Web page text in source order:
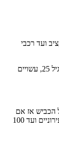
ועד רכבי
תהליך ההשכרה מתחיל בהצגת רישיון נהיגה בתוקף וכרטיס אשראי. רישיונות ישראליים מקובלים באופן נרחב, אך אישור נהיגה בינלאומי (IDP) יכול להועיל אף יותר. נהגים צעירים יותר, במיוחד אלה מתחת לגיל 25, עשויים
הכביש אז אם
במסגרת חופשה, תוכלו להיזכר בקלות.. זה דורש קצת התאמה אבל בדרך כלל קל להסתגל לזה. מגבלות המהירות בפאפוס וברחבי קפריסין נקבעות בדרך כלל על 50 קמ"ש באזורים עירוניים ועד 100